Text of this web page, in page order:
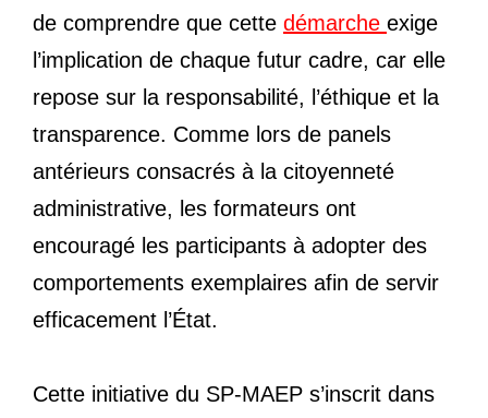
de comprendre que cette démarche exige
l’implication de chaque futur cadre, car elle
repose sur la responsabilité, l’éthique et la
transparence. Comme lors de panels
antérieurs consacrés à la citoyenneté
administrative, les formateurs ont
encouragé les participants à adopter des
comportements exemplaires afin de servir
efficacement l’État.
Cette initiative du SP-MAEP s’inscrit dans